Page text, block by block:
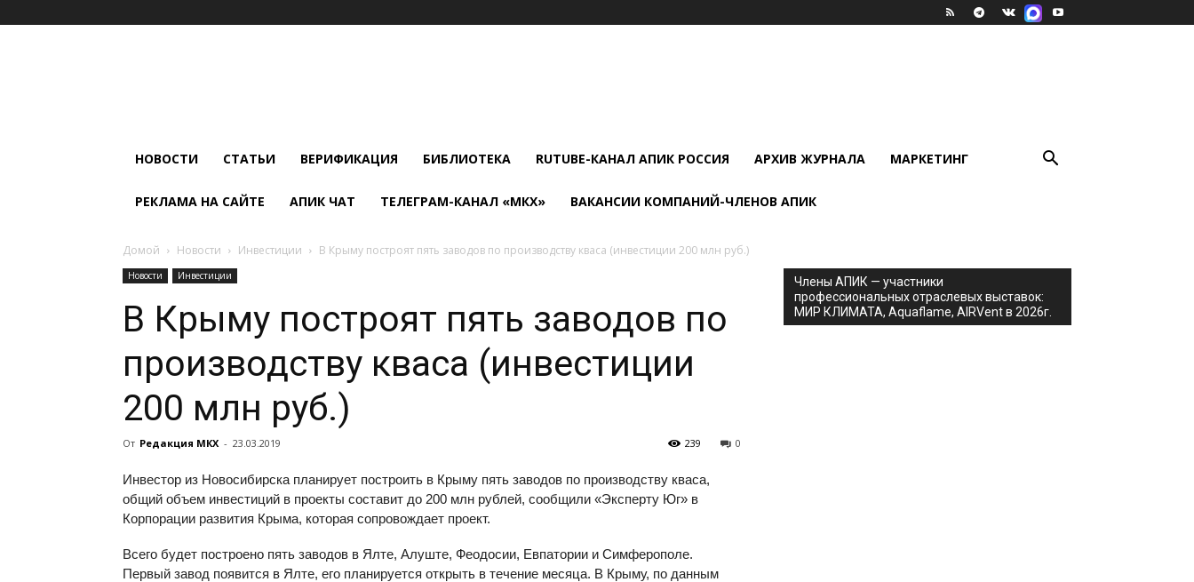
НОВОСТИ СТАТЬИ ВЕРИФИКАЦИЯ БИБЛИОТЕКА RUTUBE-КАНАЛ АПИК РОССИЯ АРХИВ ЖУРНАЛА МАРКЕТИНГ
РЕКЛАМА НА САЙТЕ АПИК ЧАТ ТЕЛЕГРАМ-КАНАЛ «МКХ» ВАКАНСИИ КОМПАНИЙ-ЧЛЕНОВ АПИК
Домой Новости Инвестиции В Крыму построят пять заводов по производству кваса (инвестиции 200 млн руб.)
Новости Инвестиции
В Крыму построят пять заводов по
производству кваса (инвестиции
200 млн руб.)
От Редакция МКХ - 23.03.2019 0
239
Инвестор из Новосибирска планирует построить в Крыму пять заводов по производству кваса,
общий объем инвестиций в проекты составит до 200 млн рублей, сообщили «Эксперту Юг» в
Корпорации развития Крыма, которая сопровождает проект.
Всего будет построено пять заводов в Ялте, Алуште, Феодосии, Евпатории и Симферополе.
Первый завод появится в Ялте, его планируется открыть в течение месяца. В Крыму, по данным
Члены АПИК — участники
профессиональных отраслевых выставок:
МИР КЛИМАТА, Aquaflame, AIRVent в 2026г.